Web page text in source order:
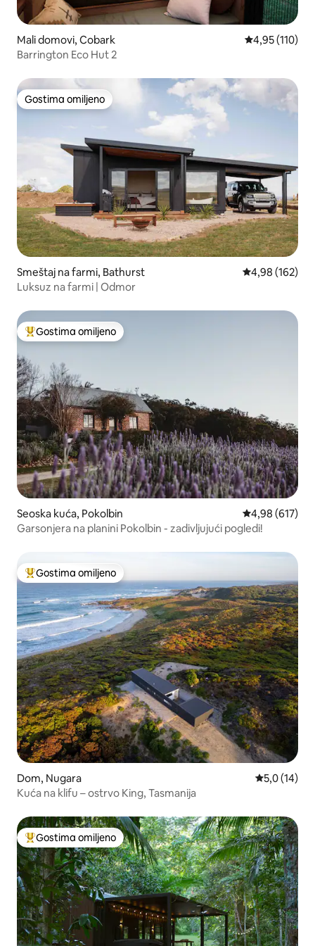
Mali domovi, Cobark Prosečna
4,95 (110)
Barrington Eco Hut 2
Gostima omiljeno
Gostima omiljeno
Smeštaj na farmi, Bathurst Prosečna
4,98 (162)
Luksuz na farmi | Odmor
Najuspešniji među gostima omiljenim
Gostima omiljeno
Seoska kuća, Pokolbin Prosečna
4,98 (617)
Garsonjera na planini Pokolbin - zadivljujući pogledi!
Najuspešniji među gostima omiljenim
Gostima omiljeno
Dom, Nugara Prosečna
5,0 (14)
Kuća na klifu – ostrvo King, Tasmanija
Najuspešniji među gostima omiljenim
Gostima omiljeno